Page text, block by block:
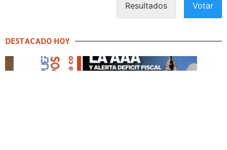
Resultados Votar
DESTACADO HOY